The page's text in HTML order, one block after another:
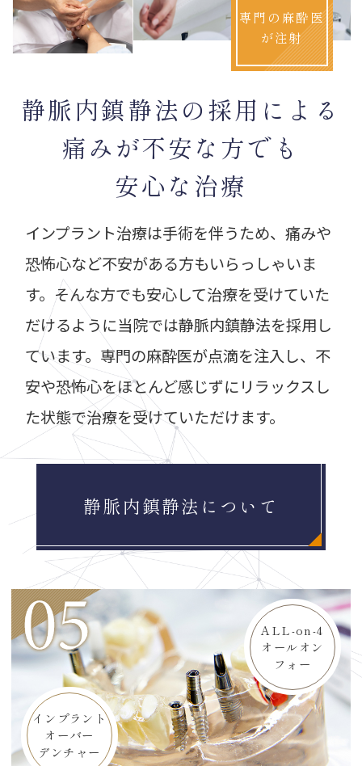
専門の麻酔医
が注射
静脈内鎮静法の採用による
痛みが不安な方でも
安心な治療
インプラント治療は手術を伴うため、痛みや
恐怖心など不安がある方もいらっしゃいま
す。そんな方でも安心して治療を受けていた
だけるように当院では静脈内鎮静法を採用し
ています。専門の麻酔医が点滴を注入し、不
安や恐怖心をほとんど感じずにリラックスし
た状態で治療を受けていただけます。
静脈内鎮静法について
ALL-on-4
オールオン
フォー
インプラント
オーバー
デンチャー